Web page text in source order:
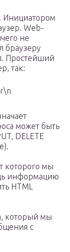
Инициатором
Web-
не
браузеру
Простейший
так:
может быть
DELETE
которого мы
информацию
HTML
который мы
с